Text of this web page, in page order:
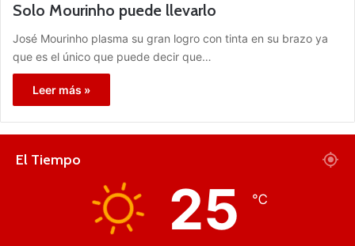
Solo Mourinho puede llevarlo
José Mourinho plasma su gran logro con tinta en su brazo ya
que es el único que puede decir que…
Leer más »
El Tiempo
25 ℃